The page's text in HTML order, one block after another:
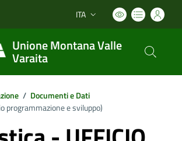
Lingua attiva:
ITA
Unione Montana Valle
Varaita
/ Documenti e Dati
programmazione e sviluppo)